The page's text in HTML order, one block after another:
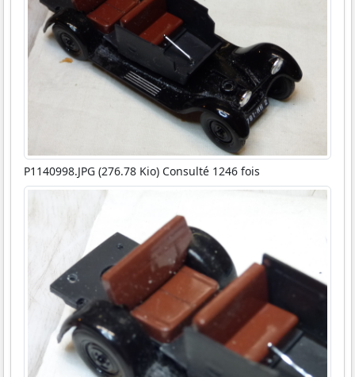
P1140998.JPG (276.78 Kio) Consulté 1246 fois